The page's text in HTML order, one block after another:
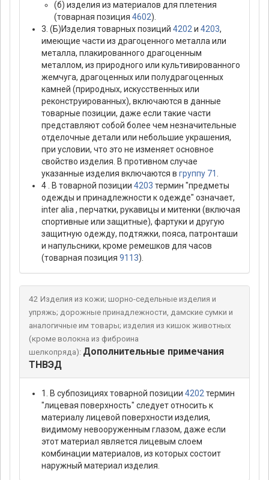
(б) изделия из материалов для плетения
(товарная позиция 4602).
3. (Б)Изделия товарных позиций 4202 и 4203,
имеющие части из драгоценного металла или
металла, плакированного драгоценным
металлом, из природного или культивированного
жемчуга, драгоценных или полудрагоценных
камней (природных, искусственных или
реконструированных), включаются в данные
товарные позиции, даже если такие части
представляют собой более чем незначительные
отделочные детали или небольшие украшения,
при условии, что это не изменяет основное
свойство изделия. В противном случае
указанные изделия включаются в группу 71
4 . В товарной позиции 4203 термин "предметы
одежды и принадлежности к одежде" означает,
inter alia , перчатки, рукавицы и митенки (включая
спортивные или защитные), фартуки и другую
защитную одежду, подтяжки, пояса, патронташи
и напульсники, кроме ремешков для часов
(товарная позиция 9113).
42 Изделия из кожи; шорно-седельные изделия и
упряжь; дорожные принадлежности, дамские сумки и
аналогичные им товары; изделия из кишок животных
(кроме волокна из фиброина
шелкопряда): Дополнительные примечания
ТНВЭД
1. В субпозициях товарной позиции 4202 термин
"лицевая поверхность" следует относить к
материалу лицевой поверхности изделия,
видимому невооруженным глазом, даже если
этот материал является лицевым слоем
комбинации материалов, из которых состоит
наружный материал изделия.